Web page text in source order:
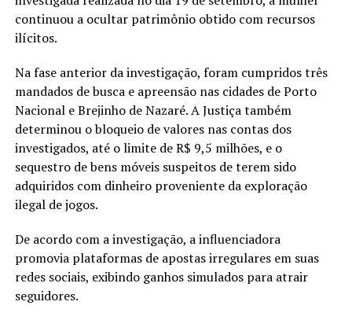
continuou a ocultar patrimônio obtido com recursos
ilícitos.
Na fase anterior da investigação, foram cumpridos três
mandados de busca e apreensão nas cidades de Porto
Nacional e Brejinho de Nazaré. A Justiça também
determinou o bloqueio de valores nas contas dos
investigados, até o limite de R$ 9,5 milhões, e o
sequestro de bens móveis suspeitos de terem sido
adquiridos com dinheiro proveniente da exploração
ilegal de jogos.
De acordo com a investigação, a influenciadora
promovia plataformas de apostas irregulares em suas
redes sociais, exibindo ganhos simulados para atrair
seguidores.